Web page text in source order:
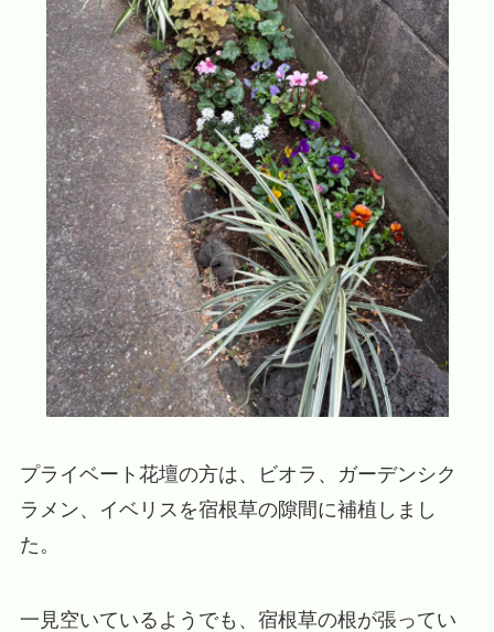
プライベート花壇の方は、ビオラ、ガーデンシク
ラメン、イベリスを宿根草の隙間に補植しまし
た。
一見空いているようでも、宿根草の根が張ってい